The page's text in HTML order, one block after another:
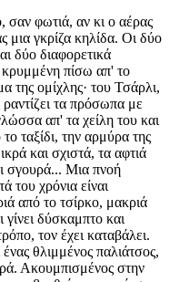
σαν φωτιά, αν κι ο αέρας
μια γκρίζα κηλίδα. Οι δύο
δύο διαφορετικά
πίσω απ' το
της ομίχλης· του Τσάρλι,
τα πρόσωπα με
απ' τα χείλη του και
ταξίδι, την αρμύρα της
και σχιστά, τα αφτιά
σγουρά... Μια πνοή
του χρόνια είναι
από το τσίρκο, μακριά
δύσκαμπτο και
τον έχει καταβάλει.
θλιμμένος παλιάτσος,
Ακουμπισμένος στην